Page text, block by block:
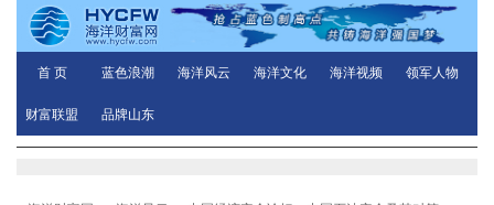
首 页 蓝色浪潮 海洋风云 海洋文化 海洋视频 领军人物
财富联盟 品牌山东